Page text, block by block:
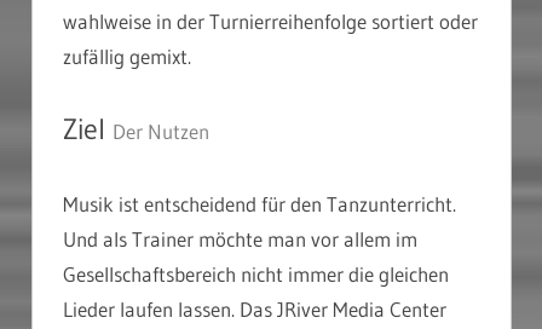
wahlweise in der Turnierreihenfolge sortiert oder
zufällig gemixt.
Ziel Der Nutzen
Musik ist entscheidend für den Tanzunterricht.
Und als Trainer möchte man vor allem im
Gesellschaftsbereich nicht immer die gleichen
Lieder laufen lassen. Das JRiver Media Center